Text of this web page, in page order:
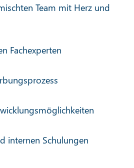
Team mit Herz und
Fachexperten
internen Schulungen